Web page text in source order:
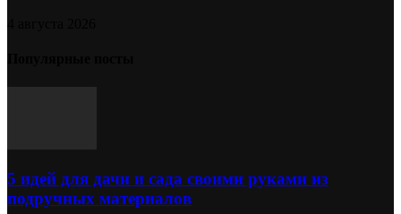
5 идей для дачи и сада своими руками из
подручных материалов